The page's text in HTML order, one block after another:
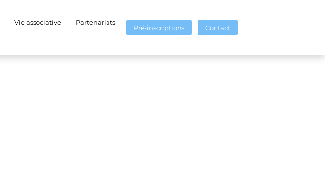
Vie associative Partenariats
Pré-inscriptions Contact